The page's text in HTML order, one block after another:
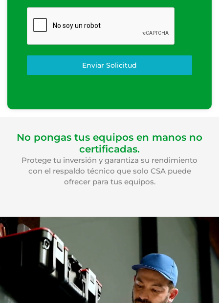
Enviar Solicitud
No pongas tus equipos en manos no
certificadas.
Protege tu inversión y garantiza su rendimiento
con el respaldo técnico que solo CSA puede
ofrecer para tus equipos.